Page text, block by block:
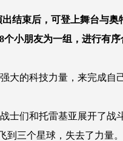
结束后，可登上舞台与
小朋友为一组，进行有序
的科技力量，来完成自
们和托雷基亚展开了战
到三个星球，失去了力量。